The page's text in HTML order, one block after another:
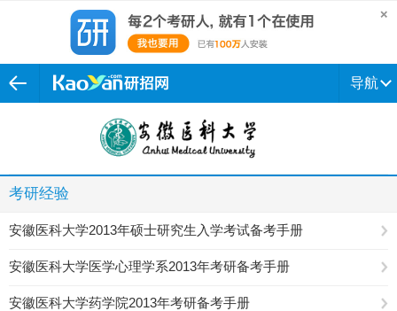
导航
考研经验
安徽医科大学2013年硕士研究生入学考试备考手册
安徽医科大学医学心理学系2013年考研备考手册
安徽医科大学药学院2013年考研备考手册